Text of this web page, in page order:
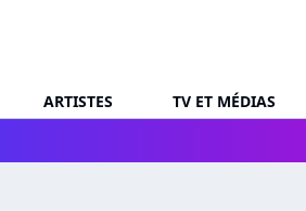
ARTISTES TV ET MÉDIAS